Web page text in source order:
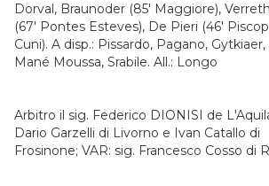
Dorval, Braunoder (85' Maggiore),
(67' Pontes Esteves), De Pieri (46'
Cuni). A disp.: Pissardo, Pagano,
Mané Moussa, Srabile. All.: Longo
Arbitro il sig. Federico DIONISI de
Dario Garzelli di Livorno e Ivan Catallo di
Frosinone; VAR: sig. Francesco Cosso di